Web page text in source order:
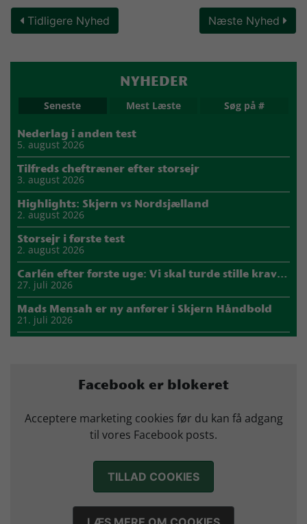
Tidligere Nyhed Næste Nyhed
NYHEDER
Seneste Mest Læste Søg på #
Nederlag i anden test
5. august 2026
Tilfreds cheftræner efter storsejr
3. august 2026
Highlights: Skjern vs Nordsjælland
2. august 2026
Storsejr i første test
2. august 2026
Carlén efter første uge: Vi skal turde stille krav til hinanden
27. juli 2026
Mads Mensah er ny anfører i Skjern Håndbold
21. juli 2026
Marius Nørsøller udlejes til HØJ Elite
Morten Vium takker af efter 17 sæsoner i grønt
12. juli 2026
Facebook er blokeret
Acceptere marketing cookies før du kan få adgang
til vores Facebook posts.
TILLAD COOKIES